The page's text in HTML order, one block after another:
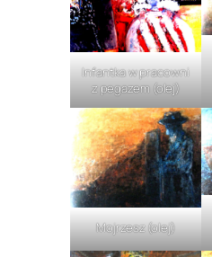
Infantka w pracowni
z pegazem (olej)
Mojrzesz (olej)